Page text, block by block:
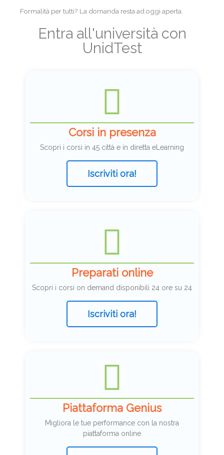
Formalità per tutti? La domanda resta ad oggi aperta.
Entra all'università con
UnidTest
Corsi in presenza
Scopri i corsi in 45 città e in diretta eLearning
Iscriviti ora!
Preparati online
Scopri i corsi on demand disponibili 24 ore su 24
Iscriviti ora!
Piattaforma Genius
Migliora le tue performance con la nostra
piattaforma online